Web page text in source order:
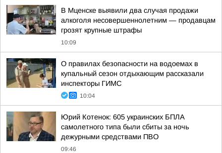
В Мценске выявили два случая продажи
алкоголя несовершеннолетним — продавцам
грозят крупные штрафы
10:09
О правилах безопасности на водоемах в
купальный сезон отдыхающим рассказали
инспекторы ГИМС
10:04
Юрий Котенок: 605 украинских БПЛА
самолетного типа были сбиты за ночь
дежурными средствами ПВО
09:46